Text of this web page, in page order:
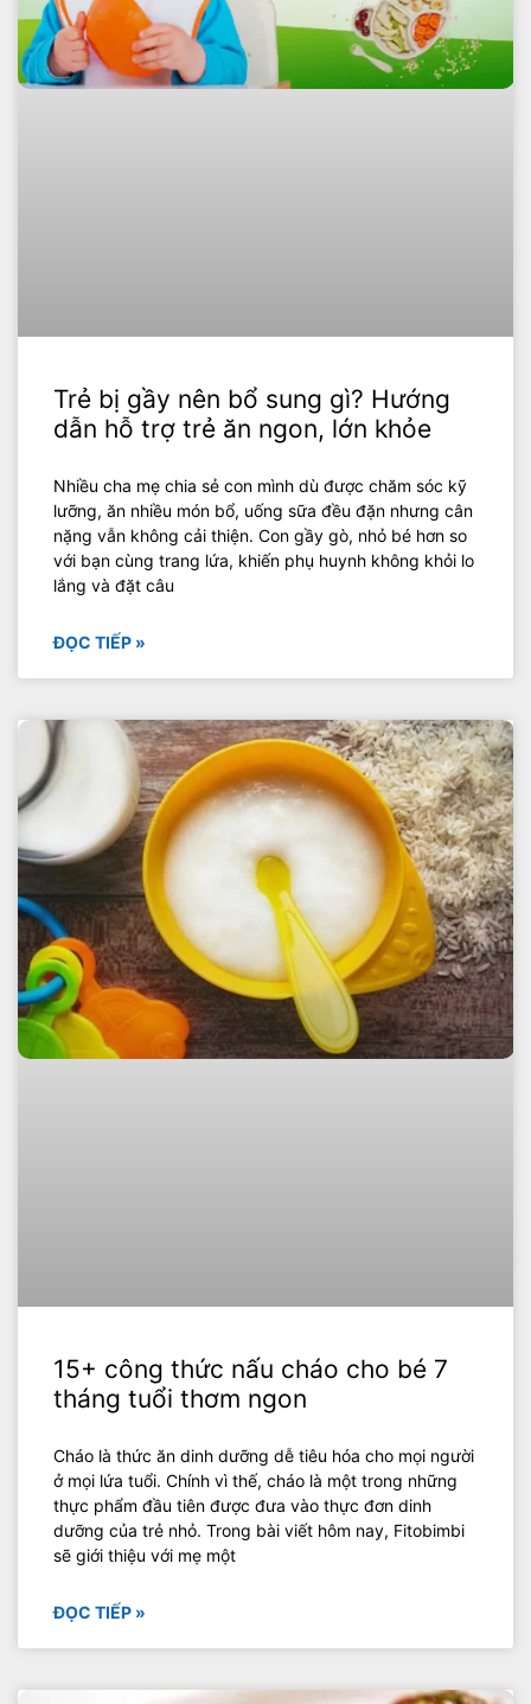
Trẻ bị gầy nên bổ sung gì? Hướng
dẫn hỗ trợ trẻ ăn ngon, lớn khỏe
Nhiều cha mẹ chia sẻ con mình dù được chăm sóc kỹ
lưỡng, ăn nhiều món bổ, uống sữa đều đặn nhưng cân
nặng vẫn không cải thiện. Con gầy gò, nhỏ bé hơn so
với bạn cùng trang lứa, khiến phụ huynh không khỏi lo
lắng và đặt câu
ĐỌC TIẾP »
15+ công thức nấu cháo cho bé 7
tháng tuổi thơm ngon
Cháo là thức ăn dinh dưỡng dễ tiêu hóa cho mọi người
ở mọi lứa tuổi. Chính vì thế, cháo là một trong những
thực phẩm đầu tiên được đưa vào thực đơn dinh
dưỡng của trẻ nhỏ. Trong bài viết hôm nay, Fitobimbi
sẽ giới thiệu với mẹ một
ĐỌC TIẾP »